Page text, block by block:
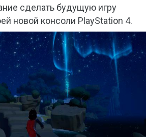
сделать будущую игру
новой консоли PlayStation 4.